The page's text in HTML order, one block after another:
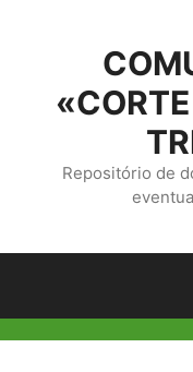
conteúdo
Repositório de